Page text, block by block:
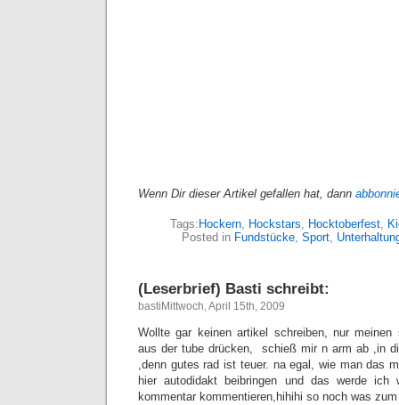
Wenn Dir dieser Artikel gefallen hat, dann
Tags: Hockern, Hockstars, Hocktoberfest,
Posted in Fundstücke, Sport,
(Leserbrief) Basti schreibt:
bastiMittwoch, April 15th, 2009
Wollte gar keinen artikel schreiben, nur meinen
aus der tube drücken, schieß mir n arm ab ,in
,denn gutes rad ist teuer. na egal, wie man das
hier autodidakt beibringen und das werde ich
kommentar kommentieren,hihihi so noch was